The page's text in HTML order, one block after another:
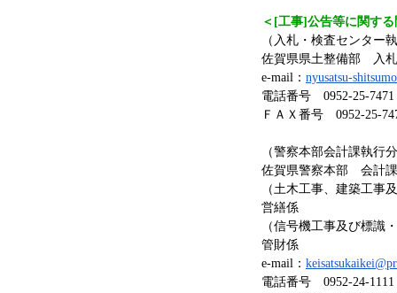
＜[工事]公告等に関す
（入札・検査センター
佐賀県県土整備部 入
e-mail： nyusatsu-
電話番号 0952-25-7471
ＦＡＸ番号 0952-25-
（警察本部会計課執行
佐賀県警察本部 会計
（土木工事、建築工事
営繕係
（信号機工事及び標識
管財係
e-mail：
電話番号 0952-24-1111